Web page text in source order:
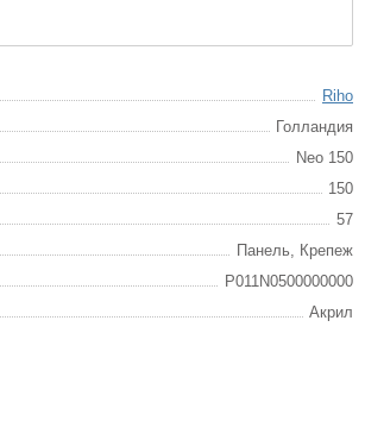
Riho
Голландия
Neo 150
150
57
Панель, Крепеж
P011N0500000000
Акрил